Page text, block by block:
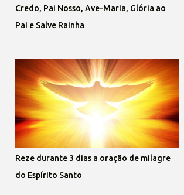
Credo, Pai Nosso, Ave-Maria, Glória ao
Pai e Salve Rainha
Reze durante 3 dias a oração de milagre
do Espírito Santo